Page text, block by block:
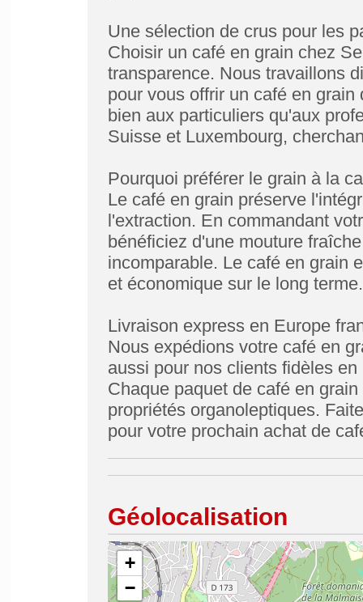
Une sélection de crus pour les
Choisir un café en grain chez
transparence. Nous travaillons
pour vous offrir un café en
bien aux particuliers qu'aux
Suisse et Luxembourg,
Pourquoi préférer le grain à la
Le café en grain préserve
l'extraction. En commandant
bénéficiez d'une mouture
incomparable. Le café en grain
et économique sur le long terme.
Livraison express en Europe
Nous expédions votre café en
aussi pour nos clients fidèles
Chaque paquet de café en
propriétés organoleptiques.
pour votre prochain achat de
Géolocalisation
+
−